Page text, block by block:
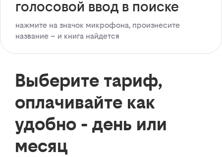
голосовой ввод в поиске
нажмите на значок микрофона, произнесите
название – и книга найдется
Выберите тариф,
оплачивайте как
удобно - день или
месяц